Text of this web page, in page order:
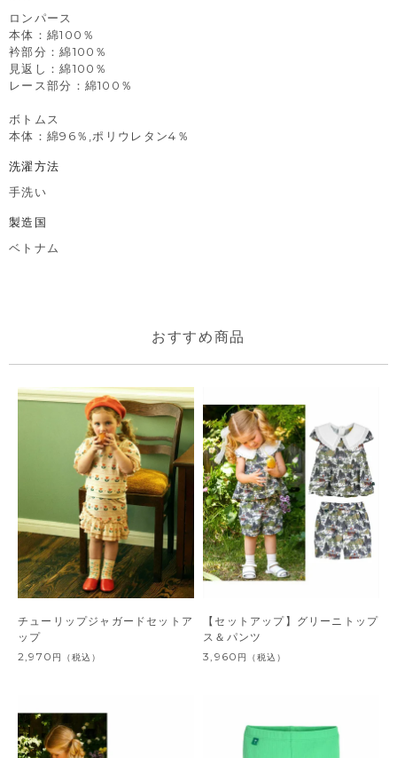
ロンパース
本体：綿100％
衿部分：綿100％
見返し：綿100％
レース部分：綿100％
ボトムス
本体：綿96％,ポリウレタン4％
洗濯方法
手洗い
製造国
ベトナム
おすすめ商品
チューリップジャガードセットア
ップ
2,970 円 （税込）
【セットアップ】グリーニトップ
ス＆パンツ
3,960 円 （税込）